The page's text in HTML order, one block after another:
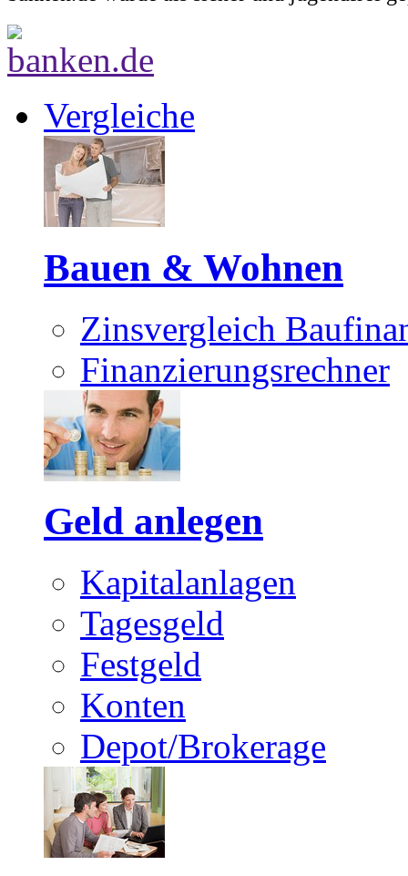
Vergleiche
Bauen & Wohnen
Zinsvergleich
Finanzierungsrechner
Geld anlegen
Kapitalanlagen
Tagesgeld
Festgeld
Konten
Depot/Brokerage